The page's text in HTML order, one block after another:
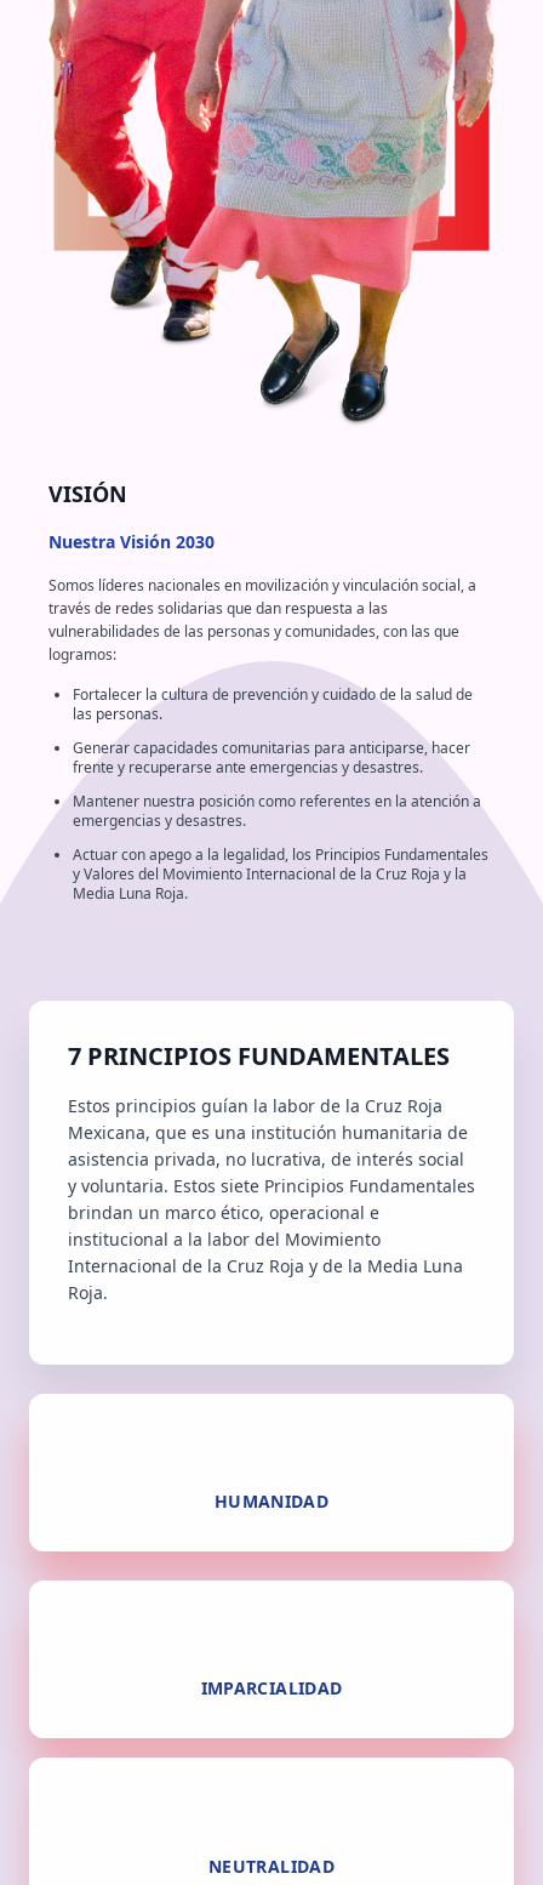
VISIÓN
Nuestra Visión 2030
Somos líderes nacionales en movilización y vinculación social, a
través de redes solidarias que dan respuesta a las
vulnerabilidades de las personas y comunidades, con las que
logramos:
Fortalecer la cultura de prevención y cuidado de la salud de
las personas.
Generar capacidades comunitarias para anticiparse, hacer
frente y recuperarse ante emergencias y desastres.
Mantener nuestra posición como referentes en la atención a
emergencias y desastres.
Actuar con apego a la legalidad, los Principios Fundamentales
y Valores del Movimiento Internacional de la Cruz Roja y la
Media Luna Roja.
7 PRINCIPIOS FUNDAMENTALES
Estos principios guían la labor de la Cruz Roja
Mexicana, que es una institución humanitaria de
asistencia privada, no lucrativa, de interés social
y voluntaria. Estos siete Principios Fundamentales
brindan un marco ético, operacional e
institucional a la labor del Movimiento
Internacional de la Cruz Roja y de la Media Luna
Roja.
HUMANIDAD
IMPARCIALIDAD
NEUTRALIDAD